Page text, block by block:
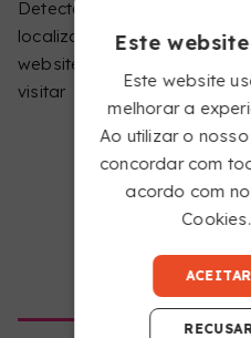
Detectámos que está a
localização diferente da
website. Diga-nos, por
visitar
IR PARA
COMECE A
Aplique o DTF numa
tendo em conta os três
técnica: temperatura,
Este
Este website
melhorar a
Ao utilizar o
concordar com
acordo com